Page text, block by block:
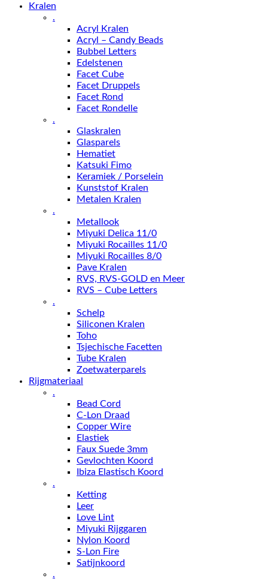
Kralen
.
Acryl Kralen
Acryl – Candy Beads
Bubbel Letters
Edelstenen
Facet Cube
Facet Druppels
Facet Rond
Facet Rondelle
.
Glaskralen
Glasparels
Hematiet
Katsuki Fimo
Keramiek / Porselein
Kunststof Kralen
Metalen Kralen
.
Metallook
Miyuki Delica 11/0
Miyuki Rocailles 11/0
Miyuki Rocailles 8/0
Pave Kralen
RVS, RVS-GOLD en Meer
RVS – Cube Letters
.
Schelp
Siliconen Kralen
Toho
Tsjechische Facetten
Tube Kralen
Zoetwaterparels
Rijgmateriaal
.
Bead Cord
C-Lon Draad
Copper Wire
Elastiek
Faux Suede 3mm
Gevlochten Koord
Ibiza Elastisch Koord
.
Ketting
Leer
Love Lint
Miyuki Rijggaren
Nylon Koord
S-Lon Fire
Satijnkoord
.